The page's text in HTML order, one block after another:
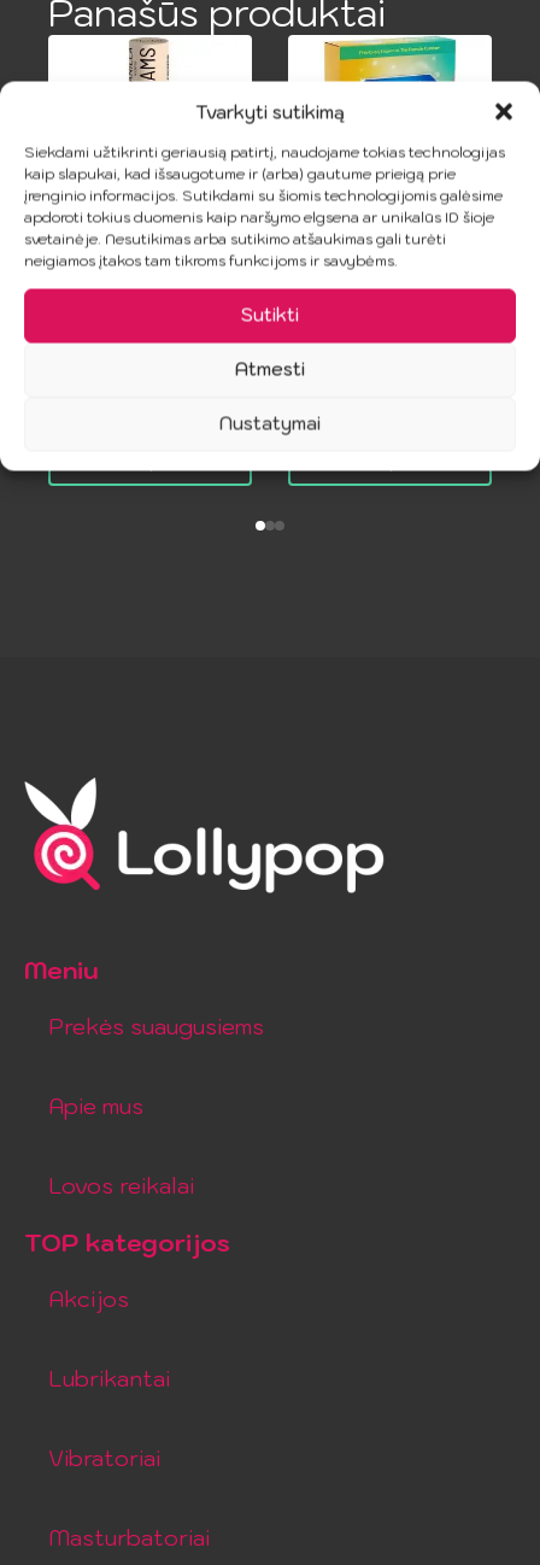
Tvarkyti sutikimą
Siekdami užtikrinti geriausią patirtį, naudojame tokias technologijas
kaip slapukai, kad išsaugotume ir (arba) gautume prieigą prie
įrenginio informacijos. Sutikdami su šiomis technologijomis galėsime
apdoroti tokius duomenis kaip naršymo elgsena ar unikalūs ID šioje
svetainėje. Nesutikimas arba sutikimo atšaukimas gali turėti
neigiamos įtakos tam tikroms funkcijoms ir savybėms.
Sutikti
Atmesti
Nustatymai
Panašūs produktai
SHEER GLYDE –
Vanilės skonio
PASANTE –
Vidiniai
prezervatyvai be
latekso, 3 vnt.
Meniu
Prekės suaugusiems
Apie mus
Lovos reikalai
TOP kategorijos
Akcijos
Lubrikantai
Vibratoriai
Masturbatoriai